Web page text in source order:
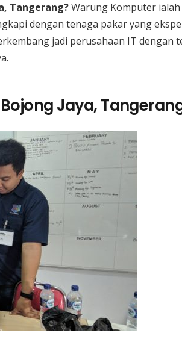
Tangerang?Warung Komputer
dengan tenaga pakar yang
jadi perusahaan IT dengan
Jaya,